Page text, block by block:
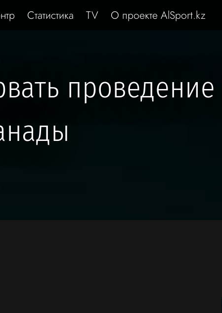
Статистика TV О проекте AlSport.kz